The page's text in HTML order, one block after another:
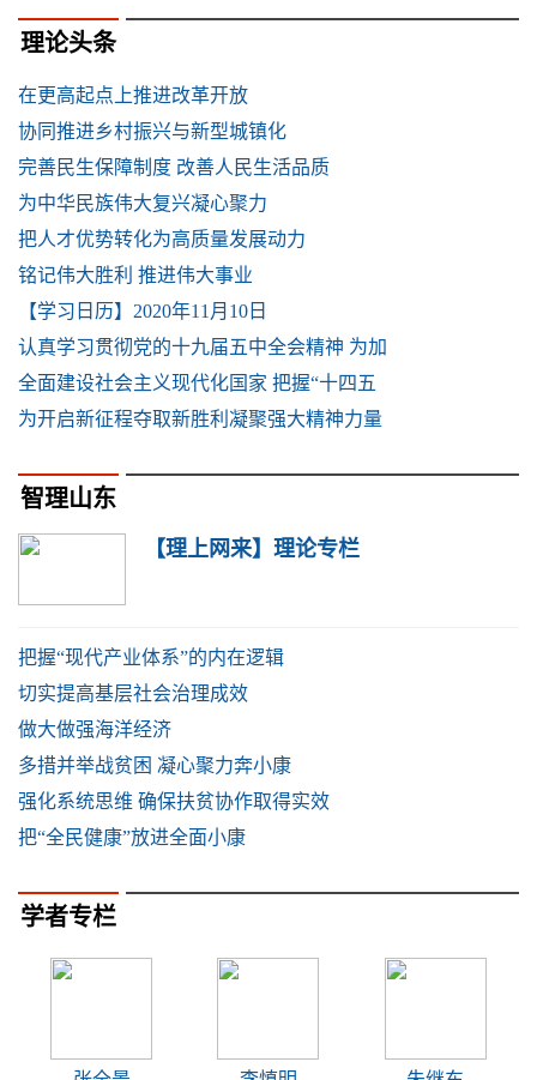
理论头条
在更高起点上推进改革开放
协同推进乡村振兴与新型城镇化
完善民生保障制度 改善人民生活品质
为中华民族伟大复兴凝心聚力
把人才优势转化为高质量发展动力
铭记伟大胜利 推进伟大事业
【学习日历】2020年11月10日
认真学习贯彻党的十九届五中全会精神 为加
全面建设社会主义现代化国家 把握“十四五
为开启新征程夺取新胜利凝聚强大精神力量
智理山东
【理上网来】理论专栏
把握“现代产业体系”的内在逻辑
切实提高基层社会治理成效
做大做强海洋经济
多措并举战贫困 凝心聚力奔小康
强化系统思维 确保扶贫协作取得实效
把“全民健康”放进全面小康
学者专栏